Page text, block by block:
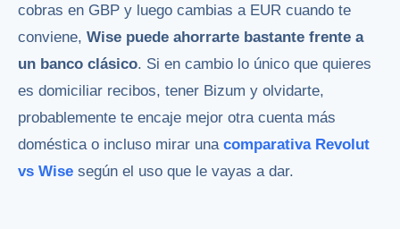
cobras en GBP y luego cambias a EUR cuando te
conviene, Wise puede ahorrarte bastante frente a
un banco clásico. Si en cambio lo único que quieres
es domiciliar recibos, tener Bizum y olvidarte,
probablemente te encaje mejor otra cuenta más
doméstica o incluso mirar una comparativa Revolut
vs Wise según el uso que le vayas a dar.